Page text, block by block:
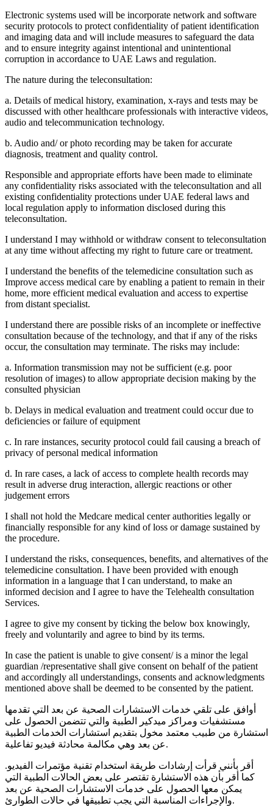
Electronic systems used will be incorporate network and software
security protocols to protect confidentiality of patient identification
and imaging data and will include measures to safeguard the data
and to ensure integrity against intentional and unintentional
corruption in accordance to UAE Laws and regulation.
The nature during the teleconsultation:
a. Details of medical history, examination, x-rays and tests may be
discussed with other healthcare professionals with interactive videos,
audio and telecommunication technology.
b. Audio and/ or photo recording may be taken for accurate
diagnosis, treatment and quality control.
Responsible and appropriate efforts have been made to eliminate
any confidentiality risks associated with the teleconsultation and all
existing confidentiality protections under UAE federal laws and
local regulation apply to information disclosed during this
teleconsultation.
I understand I may withhold or withdraw consent to teleconsultation
at any time without affecting my right to future care or treatment.
I understand the benefits of the telemedicine consultation such as
Improve access medical care by enabling a patient to remain in their
home, more efficient medical evaluation and access to expertise
from distant specialist.
I understand there are possible risks of an incomplete or ineffective
consultation because of the technology, and that if any of the risks
occur, the consultation may terminate. The risks may include:
a. Information transmission may not be sufficient (e.g. poor
resolution of images) to allow appropriate decision making by the
consulted physician
b. Delays in medical evaluation and treatment could occur due to
deficiencies or failure of equipment
c. In rare instances, security protocol could fail causing a breach of
privacy of personal medical information
d. In rare cases, a lack of access to complete health records may
result in adverse drug interaction, allergic reactions or other
judgement errors
I shall not hold the Medcare medical center authorities legally or
financially responsible for any kind of loss or damage sustained by
the procedure.
I understand the risks, consequences, benefits, and alternatives of the
telemedicine consultation. I have been provided with enough
information in a language that I can understand, to make an
informed decision and I agree to have the Telehealth consultation
Services.
I agree to give my consent by ticking the below box knowingly,
freely and voluntarily and agree to bind by its terms.
In case the patient is unable to give consent/ is a minor the legal
guardian /representative shall give consent on behalf of the patient
and accordingly all understandings, consents and acknowledgments
mentioned above shall be deemed to be consented by the patient.
أوافق على تلقي خدمات الاستشارات الصحية عن بعد التي تقدمها
مستشفيات ومراكز ميدكير الطبية والتي تتضمن الحصول على
استشارة من طبيب معتمد مخول بتقديم استشارات الخدمات الطبية
عن بعد وهي مكالمة محادثة فيديو تفاعلية.
أقر بأنني قرأت إرشادات طريقة استخدام تقنية مؤتمرات الفيديو.
كما أقر بأن هذه الاستشارة تقتصر على بعض الحالات الطبية التي
يمكن معها الحصول على خدمات الاستشارات الصحية عن بعد
والإجراءات المناسبة التي يجب تطبيقها في حالات الطوارئ.